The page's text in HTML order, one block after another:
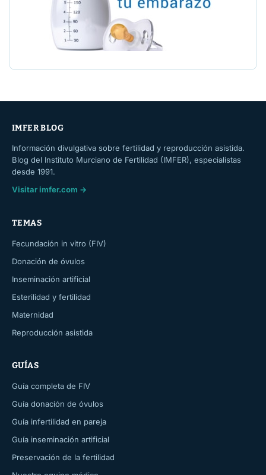
IMFER BLOG
Información divulgativa sobre fertilidad y reproducción asistida.
Blog del Instituto Murciano de Fertilidad (IMFER), especialistas
desde 1991.
Visitar imfer.com →
TEMAS
Fecundación in vitro (FIV)
Donación de óvulos
Inseminación artificial
Esterilidad y fertilidad
Maternidad
Reproducción asistida
GUÍAS
Guía completa de FIV
Guía donación de óvulos
Guía infertilidad en pareja
Guía inseminación artificial
Preservación de la fertilidad